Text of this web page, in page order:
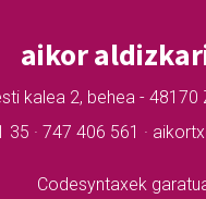
aikor
kalea 2, behea - 48170
35 · 747 406 561 ·
Codesyntaxek